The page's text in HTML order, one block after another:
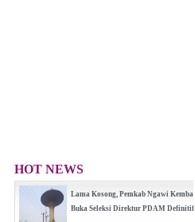
HOT NEWS
Lama Kosong, Pemkab Ngawi Kembali
Buka Seleksi Direktur PDAM Definitif